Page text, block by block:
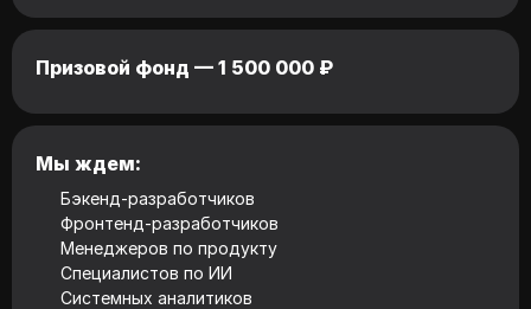
Призовой фонд — 1 500 000 ₽
Мы ждем:
Бэкенд-разработчиков
Фронтенд-разработчиков
Менеджеров по продукту
Специалистов по ИИ
Системных аналитиков